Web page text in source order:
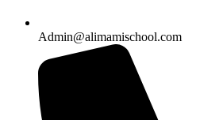
Admin@alimamischool.com